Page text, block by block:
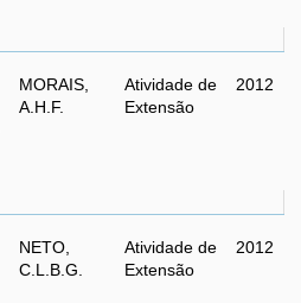
MORAIS,
A.H.F.
Atividade de
Extensão
2012
NETO,
C.L.B.G.
Atividade de
Extensão
2012